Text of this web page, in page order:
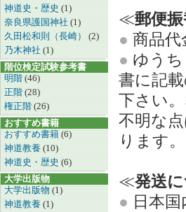
神道史・歴史 (1)
奈良県護国神社 (1)
久田松和則（長崎） (2)
乃木神社 (1)
階位検定試験参考書
明階 (46)
正階 (28)
権正階 (26)
おすすめ書籍
おすすめ書籍 (6)
神道教養 (10)
神道史・歴史 (6)
大学出版物
大学出版物 (1)
神道教養 (1)
≪郵便
● 商品
● ゆう
書に記
下さい
不明な
ります。
≪発送
● 日本